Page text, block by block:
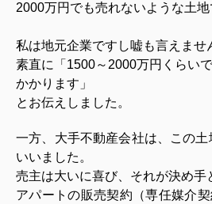
2000万円でも売れないような土地
私は地元企業ですし嘘も言えませ
素直に「1500～2000万円くらい
かかります」
とお伝えしました。
一方、大手不動産会社は、この土
いいました。
売主は大いに喜び、それが決め手
アパートの販売契約（専任媒介